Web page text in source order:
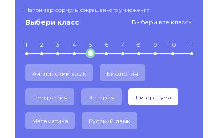
Например: формулы сокращенного умножения
Выбери класс Выбери все классы
1 2 3 4 5 6 7 8 9 10 11
Английский язык Биология
География История Литература
Математика Русский язык